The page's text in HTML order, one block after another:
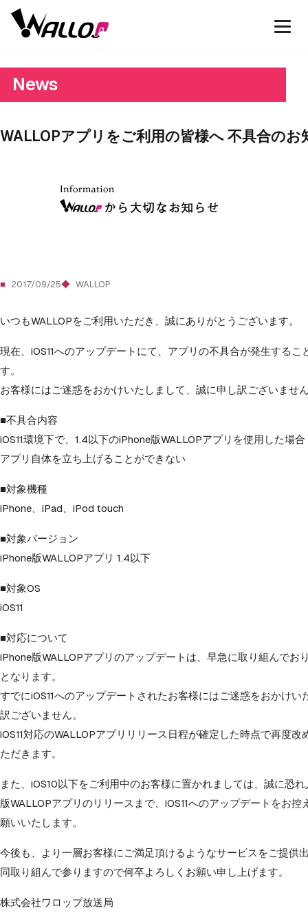
News
WALLOPアプリをご利用の皆様へ 不具合のお
2017/09/25 WALLOP
いつもWALLOPをご利用いただき、誠にありがとうございます。
現在、iOS11へのアップデートにて、アプリの不具合が発生するこ
す。
お客様にはご迷惑をおかけいたしまして、誠に申し訳ございませ
■不具合内容
iOS11環境下で、1.4以下のiPhone版WALLOPアプリを使用した場合
アプリ自体を立ち上げることができない
■対象機種
iPhone、iPad、iPod touch
■対象バージョン
iPhone版WALLOPアプリ 1.4以下
■対象OS
iOS11
■対応について
iPhone版WALLOPアプリのアップデートは、早急に取り組んでお
となります。
すでにiOS11へのアップデートされたお客様にはご迷惑をおかけい
訳ございません。
iOS11対応のWALLOPアプリリリース日程が確定した時点で再度
ただきます。
また、iOS10以下をご利用中のお客様に置かれましては、誠に恐れ
版WALLOPアプリのリリースまで、iOS11へのアップデートをお
願いいたします。
今後も、より一層お客様にご満足頂けるようなサービスをご提供
同取り組んで参りますので何卒よろしくお願い申し上げます。
株式会社ワロップ放送局